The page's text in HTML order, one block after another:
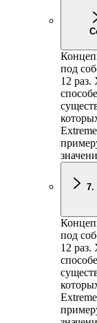
под
12 раз.
под
12 раз.